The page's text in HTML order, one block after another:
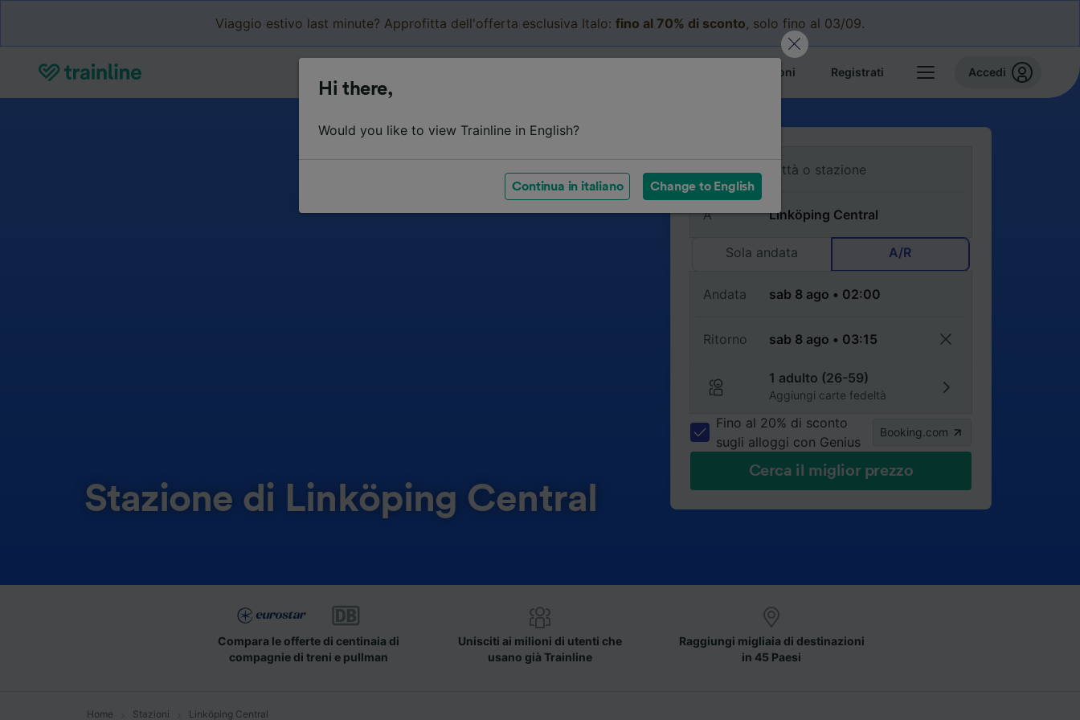
Viaggio estivo last minute? Approfitta dell'offerta esclusiva Italo: fino al 70% di sconto, solo fino al 03/09.
Le mie prenotazioni Registrati Accedi
Stazione di Linköping Central
Da
A
Sola andata A/R
Andata
Ritorno
1 adulto (26-59)
Aggiungi carte fedeltà
Fino al 20% di sconto
sugli alloggi con Genius
Booking.com
Cerca il miglior prezzo
Compara le offerte di centinaia di
compagnie di treni e pullman
Unisciti ai milioni di utenti che
usano già Trainline
Raggiungi migliaia di destinazioni
in 45 Paesi
Home Stazioni Linköping Central
Hi there,
Would you like to view Trainline in English?
Continua in italiano Change to English